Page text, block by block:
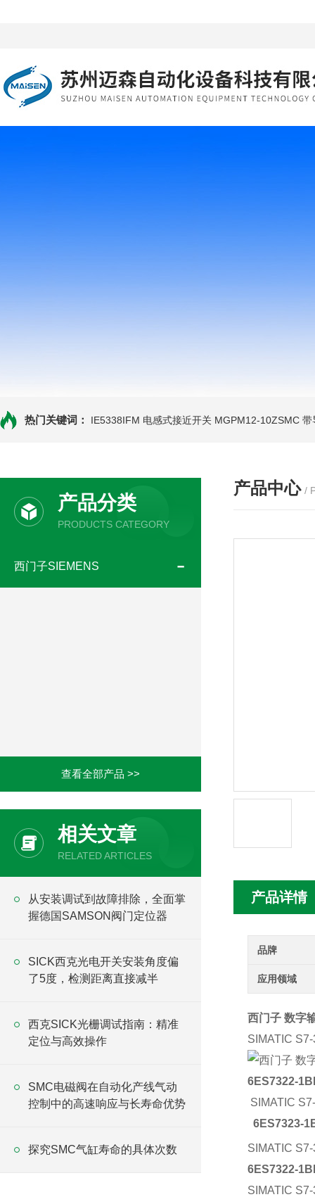
热门关键词： IE5338IFM 电感式接近开关 MGPM12-10ZSMC 带
产品分类
PRODUCTS CATEGORY
西门子SIEMENS
查看全部产品 >>
相关文章
RELATED ARTICLES
从安装调试到故障排除，全面掌
握德国SAMSON阀门定位器
SICK西克光电开关安装角度偏
了5度，检测距离直接减半
西克SICK光栅调试指南：精准
定位与高效操作
SMC电磁阀在自动化产线气动
控制中的高速响应与长寿命优势
探究SMC气缸寿命的具体次数
产品中心 /
产品详情
品牌
应用领域
西门子 数字
SIMATIC
6ES7322-
SIMATIC
6ES7323-
SIMATIC
6ES7322-
SIMATIC